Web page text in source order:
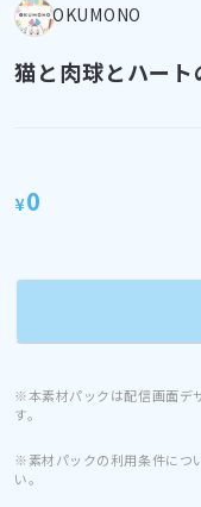
OKUMONO
猫と肉球とハー
¥0
※本素材パックは配信画面デ
す。
※素材パックの利用条件につ
い。